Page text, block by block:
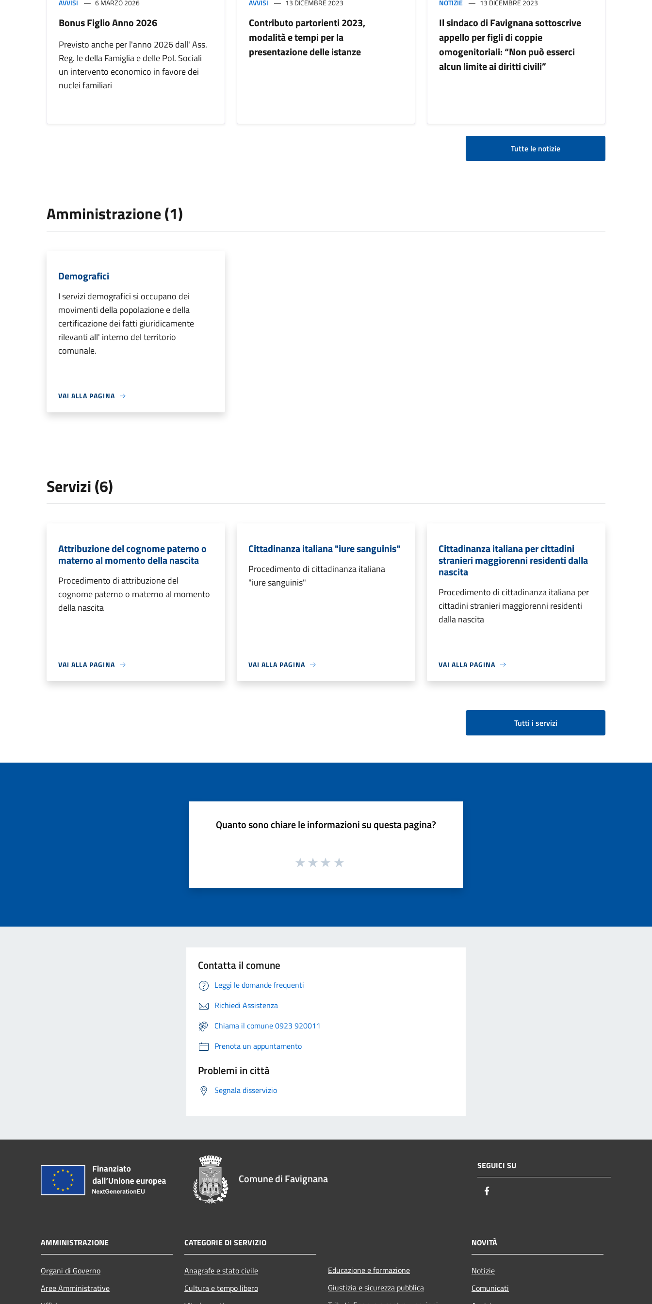
AVVISI 6 MARZO 2026
Bonus Figlio Anno 2026
Previsto anche per l'anno 2026 dall' Ass.
Reg. le della Famiglia e delle Pol. Sociali
un intervento economico in favore dei
nuclei familiari
AVVISI 13 DICEMBRE 2023
Contributo partorienti 2023,
modalità e tempi per la
presentazione delle istanze
NOTIZIE 13 DICEMBRE 2023
Il sindaco di Favignana sottoscrive
appello per figli di coppie
omogenitoriali: “Non può esserci
alcun limite ai diritti civili”
Tutte le notizie
Amministrazione (1)
Demografici
I servizi demografici si occupano dei
movimenti della popolazione e della
certificazione dei fatti giuridicamente
rilevanti all' interno del territorio
comunale.
VAI ALLA PAGINA
Servizi (6)
Attribuzione del cognome paterno o
materno al momento della nascita
Procedimento di attribuzione del
cognome paterno o materno al momento
della nascita
VAI ALLA PAGINA
Cittadinanza italiana "iure sanguinis"
Procedimento di cittadinanza italiana
"iure sanguinis"
VAI ALLA PAGINA
Cittadinanza italiana per cittadini
stranieri maggiorenni residenti dalla
nascita
Procedimento di cittadinanza italiana per
cittadini stranieri maggiorenni residenti
dalla nascita
VAI ALLA PAGINA
Tutti i servizi
Quanto sono chiare le informazioni su questa pagina?
Contatta il comune
Leggi le domande frequenti
Richiedi Assistenza
Chiama il comune 0923 920011
Prenota un appuntamento
Problemi in città
Segnala disservizio
Comune di Favignana
SEGUICI SU
AMMINISTRAZIONE
Organi di Governo
Aree Amministrative
CATEGORIE DI SERVIZIO
Anagrafe e stato civile
Cultura e tempo libero
Educazione e formazione
Giustizia e sicurezza pubblica
NOVITÀ
Notizie
Comunicati